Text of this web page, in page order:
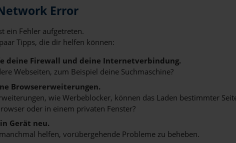
Error
ein Fehler aufgetreten.
Tipps, die dir helfen können:
deine Firewall und deine Internetverbindung.
Webseiten, zum Beispiel deine Suchmaschine?
Browsererweiterungen.
wie Werbeblocker, können das Laden bestimmter
oder in einem privaten Fenster?
Gerät neu.
helfen, vorübergehende Probleme zu beheben.